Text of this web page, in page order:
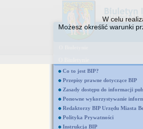
W celu
Możesz określić warunki
Co to jest BIP?
Przepisy prawne dotyczące BIP
Zasady dostępu do informacji
Ponowne wykorzystywanie
Redaktorzy BIP Urzędu Miasta
Polityka Prywatności
Instrukcja BIP